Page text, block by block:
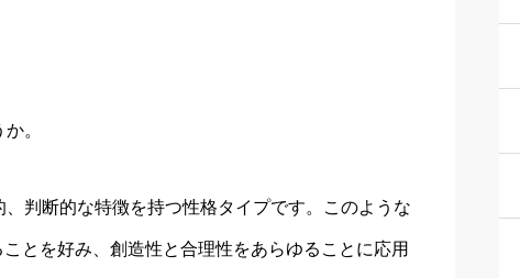
。
判断的な特徴を持つ性格タイプです。このような
とを好み、創造性と合理性をあらゆることに応用